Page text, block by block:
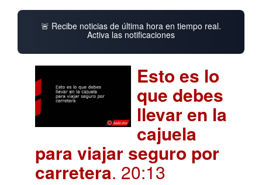
🚨 Recibe noticias de última hora en tiempo real.
Activa las notificaciones
Esto es lo
que debes
llevar en la
cajuela
para viajar seguro por
carretera. 20:13